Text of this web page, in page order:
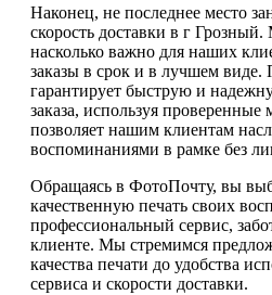
Наконец, не последнее место
скорость доставки в г
насколько важно для наших
заказы в срок и в лучшем
гарантирует быструю и
заказа, используя
позволяет нашим клиентам
воспоминаниями в рамке без
Обращаясь в ФотоПочту, вы
качественную печать своих
профессиональный сервис,
клиенте. Мы стремимся
качества печати до удобства
сервиса и скорости доставки.